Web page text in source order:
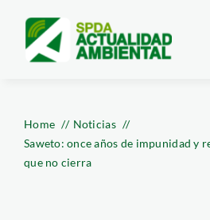
content
Home
Noticias
Saweto: once años de impunidad y
que no cierra